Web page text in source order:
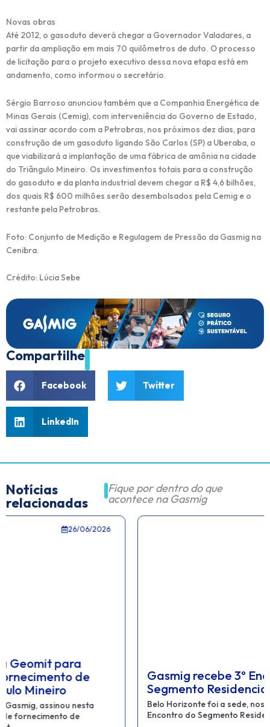
Novas obras
Até 2012, o gasoduto deverá chegar a Governador Valadares, a
partir da ampliação em mais 70 quilômetros de duto. O processo
de licitação para o projeto executivo dessa nova etapa está em
andamento, como informou o secretário.
Sérgio Barroso anunciou também que a Companhia Energética de
Minas Gerais (Cemig), com interveniência do Governo de Estado,
vai assinar acordo com a Petrobras, nos próximos dez dias, para
construção de um gasoduto ligando São Carlos (SP) a Uberaba, o
que viabilizará a implantação de uma fábrica de amônia na cidade
do Triângulo Mineiro. Os investimentos totais para a construção
do gasoduto e da planta industrial devem chegar a R$ 4,6 bilhões,
dos quais R$ 600 milhões serão desembolsados pela Cemig e o
restante pela Petrobras.
Foto: Conjunto de Medição e Regulagem de Pressão da Gasmig na
Cenibra.
Crédito: Lúcia Sebe
Compartilhe
Facebook Twitter
LinkedIn
Notícias
relacionadas
Fique por dentro do que
acontece na Gasmig
Gasmig recebe 3º Encontro do
Segmento Residencial Abegás
Belo Horizonte foi a sede, nos dias 17 e 18 de junho, do 3º
Encontro do Segmento Residencial da Abegás.